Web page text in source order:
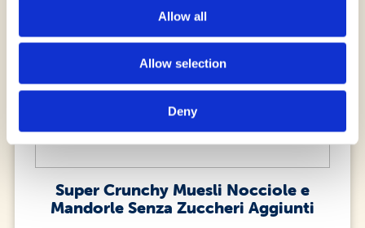
Allow all
Allow selection
Deny
Super Crunchy Muesli Nocciole e
Mandorle Senza Zuccheri Aggiunti